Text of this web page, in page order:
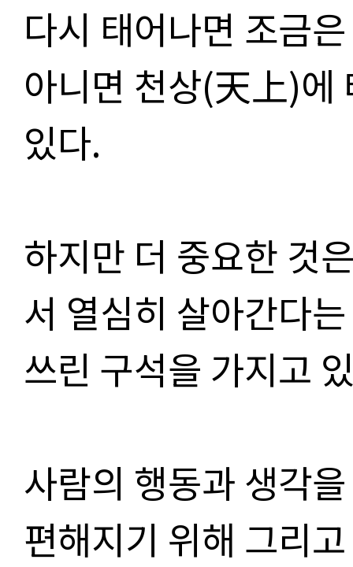
다시 태어나면 조금
아니면 천상(天上)에
있다.
하지만 더 중요한 것
서 열심히 살아간다
쓰린 구석을 가지고
사람의 행동과 생각
편해지기 위해 그리